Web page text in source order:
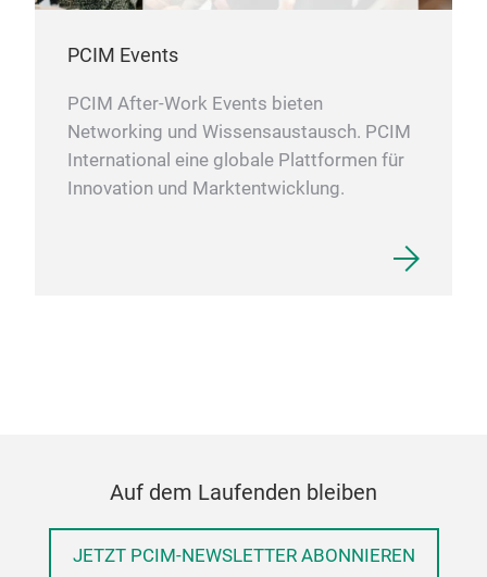
PCIM Events
PCIM After-Work Events bieten
Networking und Wissensaustausch. PCIM
International eine globale Plattformen für
Innovation und Marktentwicklung.
Auf dem Laufenden bleiben
JETZT PCIM-NEWSLETTER ABONNIEREN